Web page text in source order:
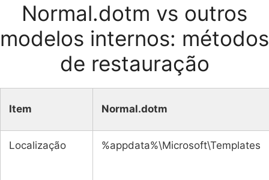
Normal.dotm vs outros
modelos internos: métodos
de restauração
Item Normal.dotm
Localização %appdata%\Microsoft\Templates